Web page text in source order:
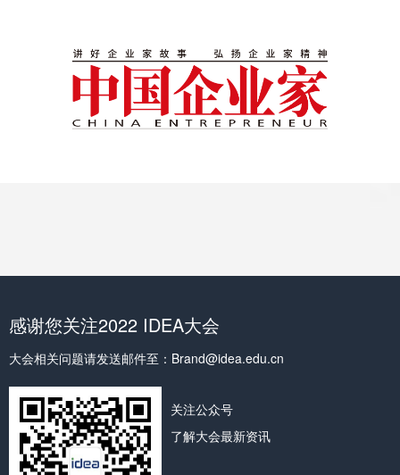
感谢您关注2022 IDEA大会
大会相关问题请发送邮件至：Brand@idea.edu.cn
关注公众号
了解大会最新资讯